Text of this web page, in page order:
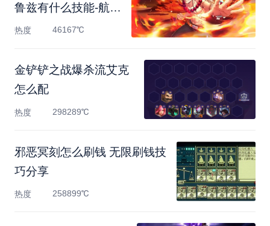
鲁兹有什么技能-航海
王热血
热度 46167℃
金铲铲之战爆杀流艾克
怎么配
热度 298289℃
邪恶冥刻怎么刷钱 无限刷钱技
巧分享
热度 258899℃